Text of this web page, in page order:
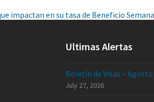
impactan en su tasa de Beneficio
Ultimas Alertas
Boletín de Visas – Agosto
July 27, 2026